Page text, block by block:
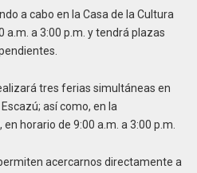
a cabo en la Casa de la Cultura
a.m. a 3:00 p.m. y tendrá plazas
tres ferias simultáneas en
así como, en la
horario de 9:00 a.m. a 3:00 p.m.
acercarnos directamente a